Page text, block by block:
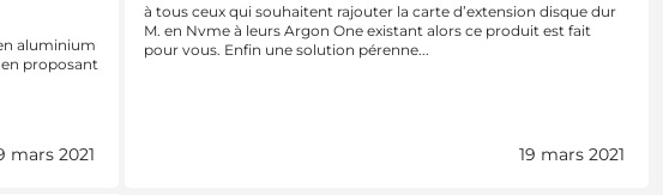
aluminium
proposant
mars 2021
à tous ceux qui souhaitent rajouter la carte d’extension disque dur
M. en Nvme à leurs Argon One existant alors ce produit est fait
pour vous. Enfin une solution pérenne...
19 mars 2021